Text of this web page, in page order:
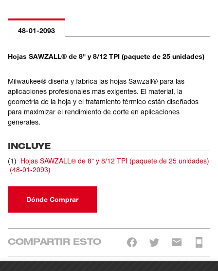
48-01-2093
Hojas SAWZALL® de 8" y 8/12 TPI (paquete de 25 unidades)
Milwaukee® diseña y fabrica las hojas Sawzall® para las
aplicaciones profesionales más exigentes. El material, la
geometría de la hoja y el tratamiento térmico están diseñados
para maximizar el rendimiento de corte en aplicaciones
generales.
INCLUYE
(1) Hojas SAWZALL® de 8" y 8/12 TPI (paquete de 25 unidades)
(48-01-2093)
Dónde Comprar
COMPARTIR ESTO